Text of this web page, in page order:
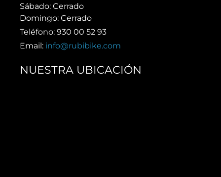
Sábado: Cerrado
Domingo: Cerrado
Teléfono: 930 00 52 93
Email: info@rubibike.com
NUESTRA UBICACIÓN